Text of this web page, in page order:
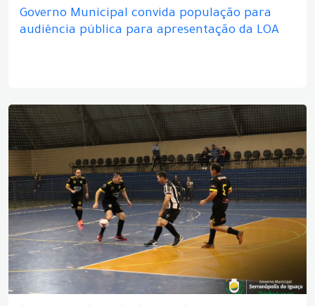
Governo Municipal convida população para
audiência pública para apresentação da LOA